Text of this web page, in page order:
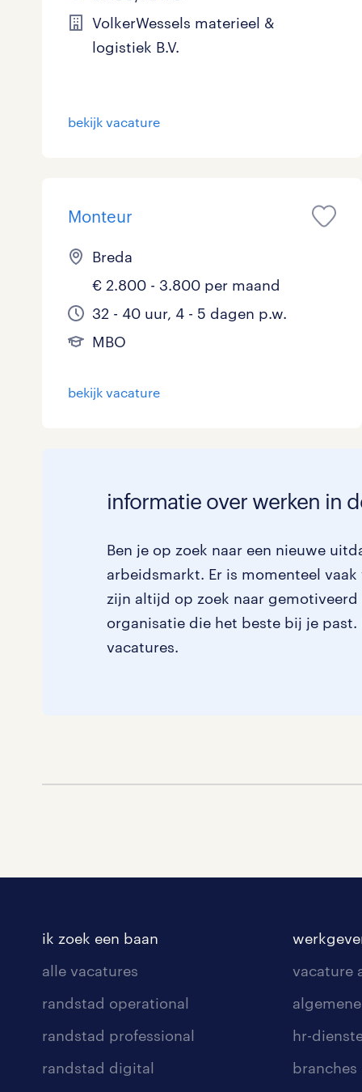
VolkerWessels materieel &
logistiek B.V.
bekijk vacature
Monteur
Breda
€ 2.800 - 3.800 per maand
32 - 40 uur, 4 - 5 dagen p.w.
MBO
bekijk vacature
informatie over werken in
Ben je op zoek naar een nieuwe
arbeidsmarkt. Er is momenteel
zijn altijd op zoek naar
organisatie die het beste bij je
vacatures.
ik zoek een baan
alle vacatures
randstad operational
randstad professional
randstad digital
vacature
hr-
branches